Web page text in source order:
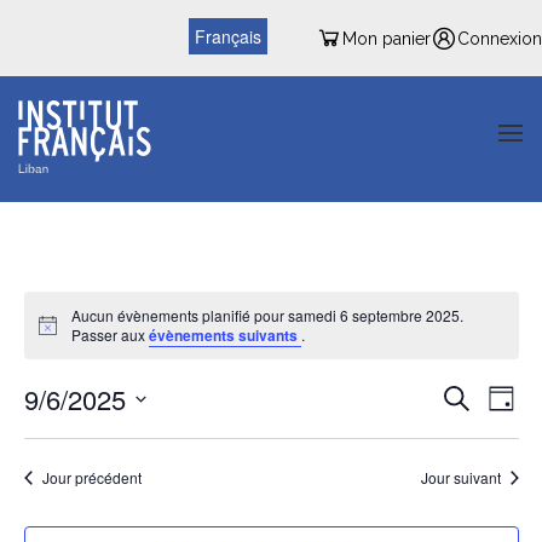
Mon panier Connexion
Français
Aucun évènements planifié pour samedi 6 septembre 2025.
Passer auxévènements suivants .
et
de
Recherche
de
Jour
9/6/2025
date.Jour précédent Jour suivant